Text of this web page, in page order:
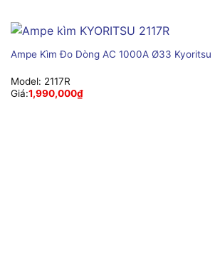
Ampe Kìm Đo Dòng AC 1000A Ø33 Kyoritsu
Model: 2117R
Giá:1,990,000₫